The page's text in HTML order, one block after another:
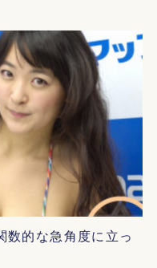
数的な急角度に立っ